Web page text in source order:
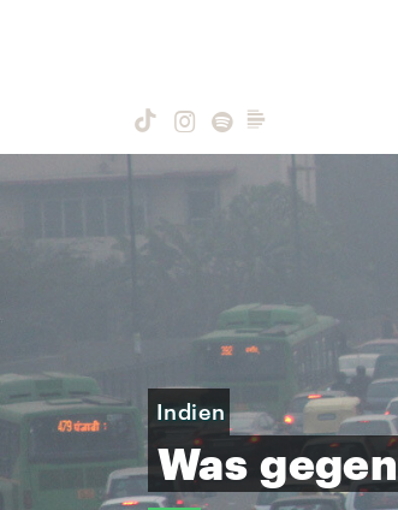
Indien
Was gegen